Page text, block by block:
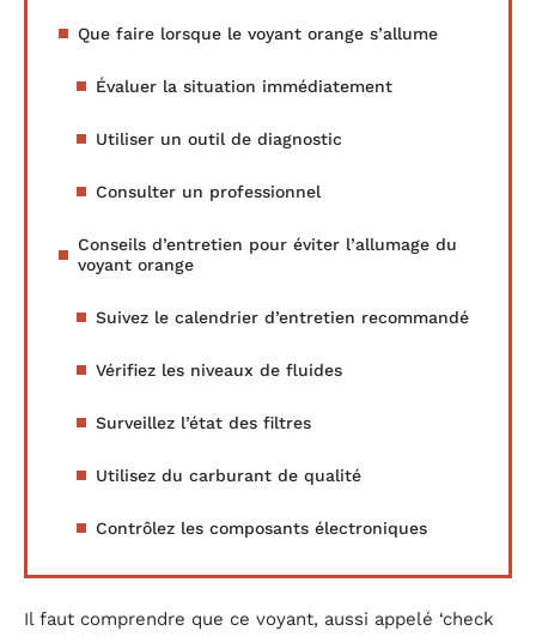
Que faire lorsque le voyant orange s’allume
Évaluer la situation immédiatement
Utiliser un outil de diagnostic
Consulter un professionnel
Conseils d’entretien pour éviter l’allumage du
voyant orange
Suivez le calendrier d’entretien recommandé
Vérifiez les niveaux de fluides
Surveillez l’état des filtres
Utilisez du carburant de qualité
Contrôlez les composants électroniques
Il faut comprendre que ce voyant, aussi appelé ‘check